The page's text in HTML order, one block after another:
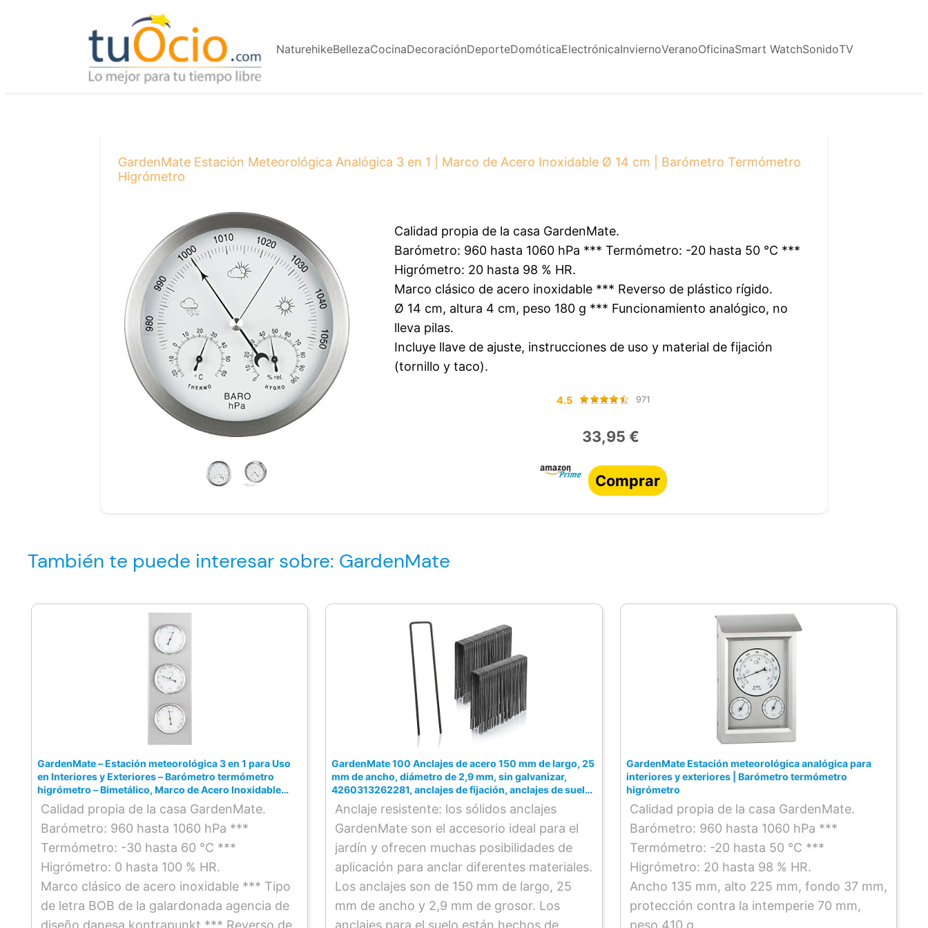
NaturehikeBellezaCocinaDecoraciónDeporteDomóticaElectrónicaInviernoVeranoOficinaSmart WatchSonidoTV
GardenMate Estación Meteorológica Analógica 3 en 1 | Marco de Acero Inoxidable Ø 14 cm | Barómetro Termómetro
Higrómetro
Calidad propia de la casa GardenMate.
Barómetro: 960 hasta 1060 hPa *** Termómetro: -20 hasta 50 °C ***
Higrómetro: 20 hasta 98 % HR.
Marco clásico de acero inoxidable *** Reverso de plástico rígido.
Ø 14 cm, altura 4 cm, peso 180 g *** Funcionamiento analógico, no
lleva pilas.
Incluye llave de ajuste, instrucciones de uso y material de fijación
(tornillo y taco).
4.5 971
33,95 €
Comprar
También te puede interesar sobre: GardenMate
GardenMate – Estación meteorológica 3 en 1 para Uso
en Interiores y Exteriores – Barómetro termómetro
higrómetro – Bimetálico, Marco de Acero Inoxidable
30x10cm
Calidad propia de la casa GardenMate.
Barómetro: 960 hasta 1060 hPa ***
Termómetro: -30 hasta 60 °C ***
Higrómetro: 0 hasta 100 % HR.
Marco clásico de acero inoxidable *** Tipo
de letra BOB de la galardonada agencia de
diseño danesa kontrapunkt *** Reverso de
GardenMate 100 Anclajes de acero 150 mm de largo, 25
mm de ancho, diámetro de 2,9 mm, sin galvanizar,
4260313262281, anclajes de fijación, anclajes de suelo,
piquetas, Negro
Anclaje resistente: los sólidos anclajes
GardenMate son el accesorio ideal para el
jardín y ofrecen muchas posibilidades de
aplicación para anclar diferentes materiales.
Los anclajes son de 150 mm de largo, 25
mm de ancho y 2,9 mm de grosor. Los
anclajes para el suelo están hechos de
GardenMate Estación meteorológica analógica para
interiores y exteriores | Barómetro termómetro
higrómetro
Calidad propia de la casa GardenMate.
Barómetro: 960 hasta 1060 hPa ***
Termómetro: -20 hasta 50 °C ***
Higrómetro: 20 hasta 98 % HR.
Ancho 135 mm, alto 225 mm, fondo 37 mm,
protección contra la intemperie 70 mm,
peso 410 g.